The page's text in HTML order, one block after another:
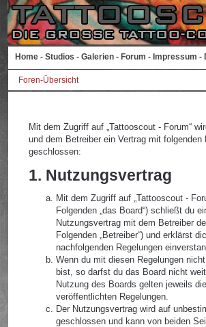
Home - Studios - Galerien - Forum - Impressum -
Foren-Übersicht
Mit dem Zugriff auf „Tattooscout - Forum“
und dem Betreiber ein Vertrag mit folgenden
geschlossen:
1. Nutzungsvertrag
Mit dem Zugriff auf „Tattooscout -
Folgenden „das Board“) schließt du
Nutzungsvertrag mit dem Betreiber
Folgenden „Betreiber“) und erklärst
nachfolgenden Regelungen
Wenn du mit diesen Regelungen
bist, so darfst du das Board nicht
Nutzung des Boards gelten jeweils
veröffentlichten Regelungen.
Der Nutzungsvertrag wird auf
geschlossen und kann von beiden